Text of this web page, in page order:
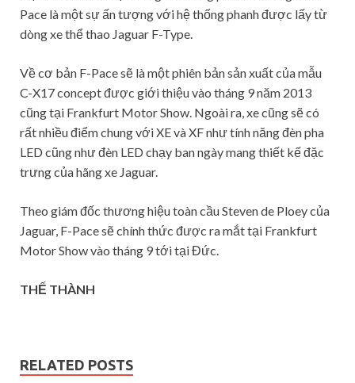
Pace là một sự ấn tượng với hệ thống phanh được lấy từ
dòng xe thể thao Jaguar F-Type.
Về cơ bản F-Pace sẽ là một phiên bản sản xuất của mẫu
C-X17 concept được giới thiệu vào tháng 9 năm 2013
cũng tại Frankfurt Motor Show. Ngoài ra, xe cũng sẽ có
rất nhiều điểm chung với XE và XF như tính năng đèn pha
LED cũng như đèn LED chạy ban ngày mang thiết kế đặc
trưng của hãng xe Jaguar.
Theo giám đốc thương hiệu toàn cầu Steven de Ploey của
Jaguar, F-Pace sẽ chính thức được ra mắt tại Frankfurt
Motor Show vào tháng 9 tới tại Đức.
THẾ THÀNH
RELATED POSTS